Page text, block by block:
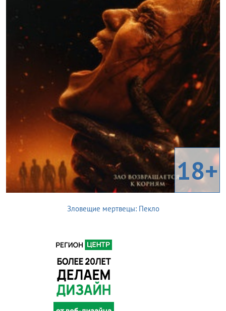
18+
Зловещие мертвецы: Пекло